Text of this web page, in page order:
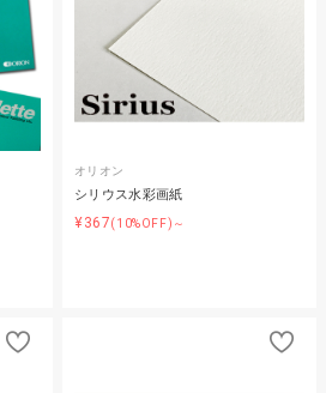
オリオン
シリウス水彩画紙
¥367(10%OFF)～